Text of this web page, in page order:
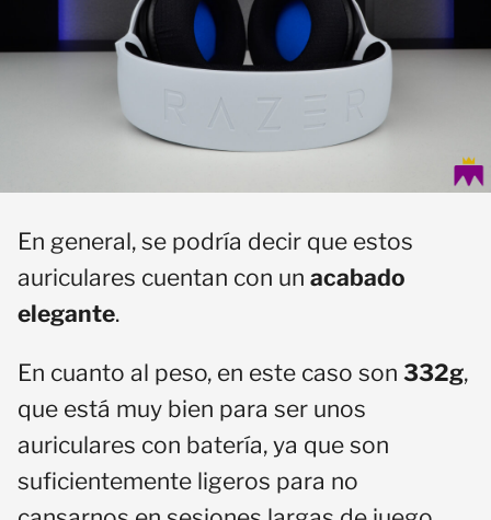
En general, se podría decir que estos
auriculares cuentan con un acabado
elegante.
En cuanto al peso, en este caso son 332g,
que está muy bien para ser unos
auriculares con batería, ya que son
suficientemente ligeros para no